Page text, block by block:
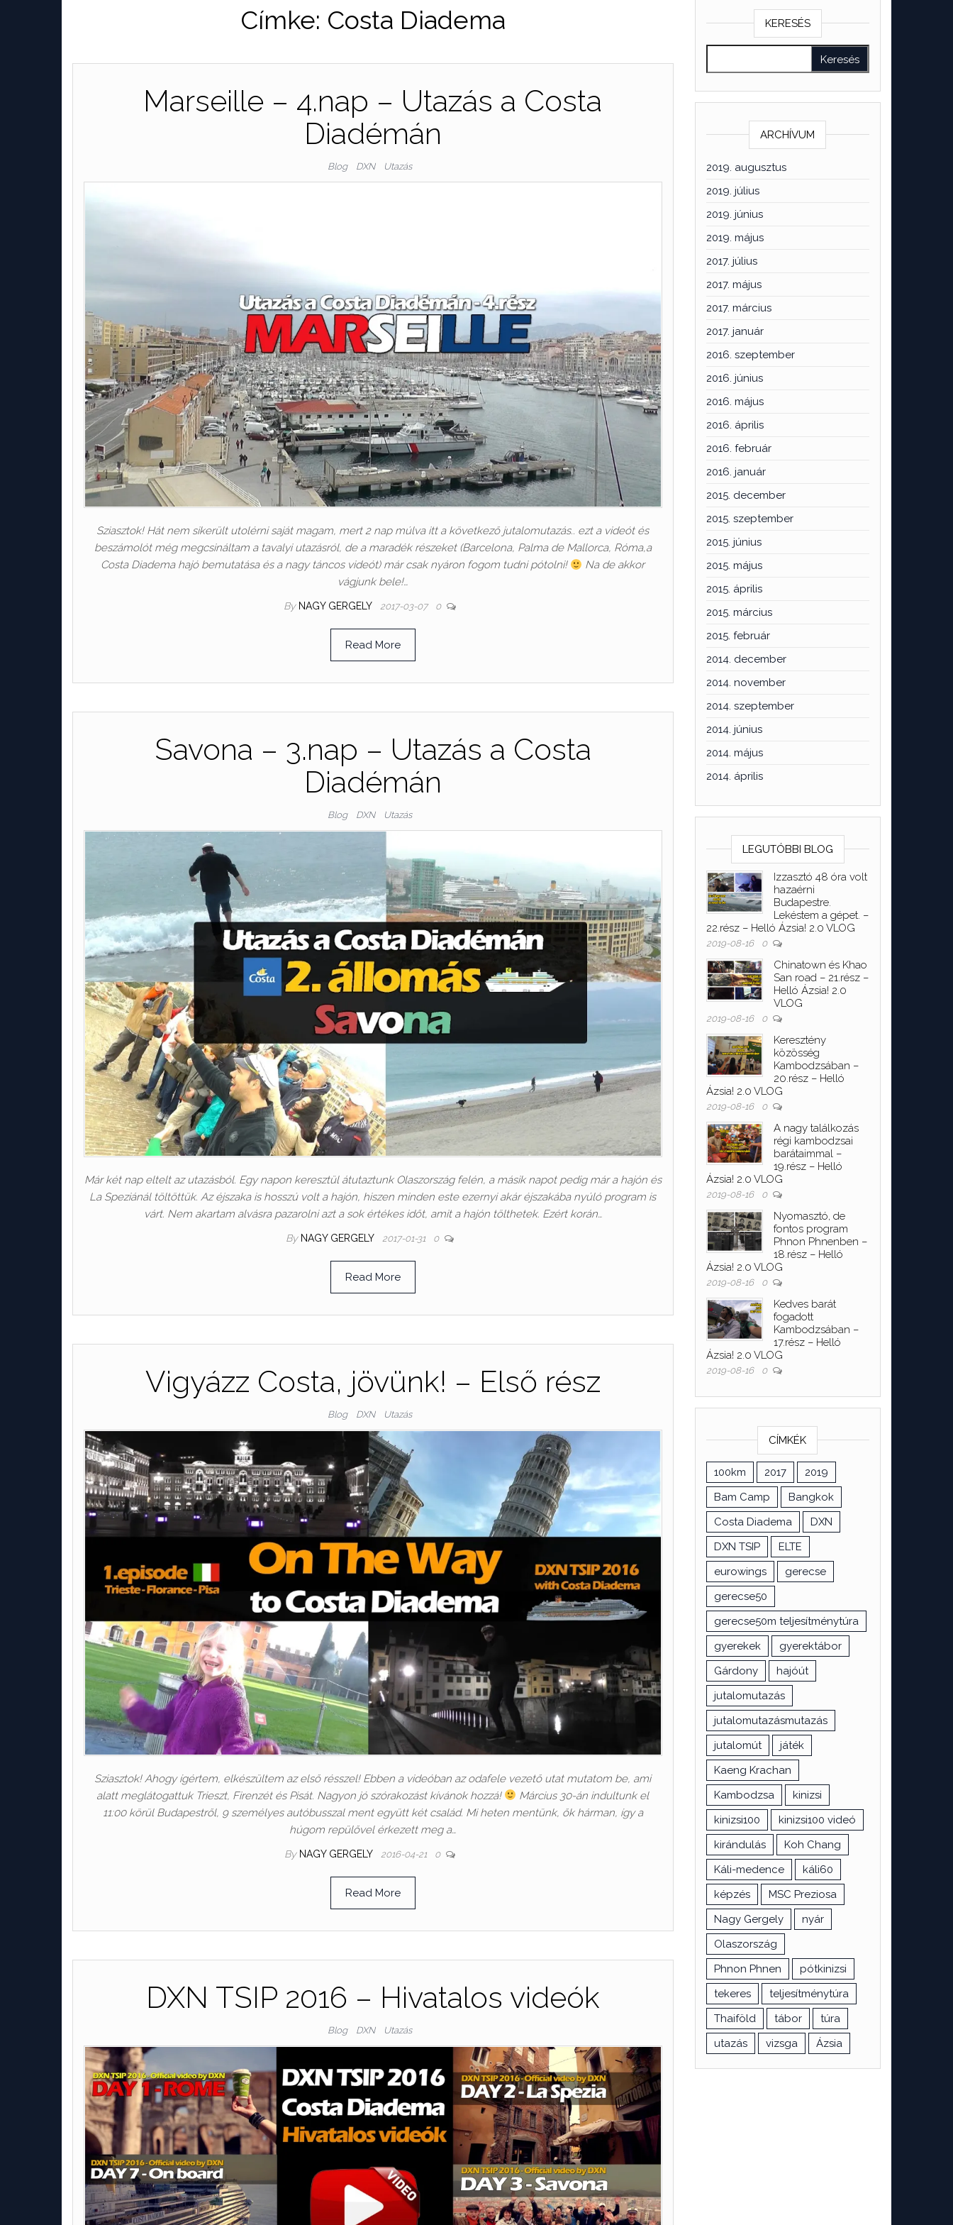
Címke: Costa Diadema
Marseille – 4.nap – Utazás a Costa
Diadémán
Blog DXN Utazás
Sziasztok! Hát nem sikerült utolérni saját magam, mert 2 nap múlva itt a következő jutalomutazás.. ezt a videót és
beszámolót még megcsináltam a tavalyi utazásról, de a maradék részeket (Barcelona, Palma de Mallorca, Róma,a
Costa Diadema hajó bemutatása és a nagy táncos videót) már csak nyáron fogom tudni pótolni!
Na de akkor
vágjunk bele!…
By NAGY GERGELY 2017-03-07 0
Read More
Savona – 3.nap – Utazás a Costa
Diadémán
Blog DXN Utazás
Már két nap eltelt az utazásból. Egy napon keresztül átutaztunk Olaszország felén, a másik napot pedig már a hajón és
La Speziánál töltöttük. Az éjszaka is hosszú volt a hajón, hiszen minden este ezernyi akár éjszakába nyúló program is
várt. Nem akartam alvásra pazarolni azt a sok értékes időt, amit a hajón tölthetek. Ezért korán…
By NAGY GERGELY 2017-01-31 0
Read More
Vigyázz Costa, jövünk! – Első rész
Blog DXN Utazás
Sziasztok! Ahogy ígértem, elkészültem az első résszel! Ebben a videóban az odafele vezető utat mutatom be, ami
alatt meglátogattuk Trieszt, Firenzét és Pisát. Nagyon jó szórakozást kívánok hozzá!
Március 30-án indultunk el
11:00 körül Budapestről, 9 személyes autóbusszal ment együtt két család. Mi heten mentünk, ők hárman, így a
húgom repülővel érkezett meg a…
By NAGY GERGELY 2016-04-21 0
Read More
DXN TSIP 2016 – Hivatalos videók
Blog DXN Utazás
KERESÉS
ARCHÍVUM
2019. augusztus
2019. július
2019. június
2019. május
2017. július
2017. május
2017. március
2017. január
2016. szeptember
2016. június
2016. május
2016. április
2016. február
2016. január
2015. december
2015. szeptember
2015. június
2015. május
2015. április
2015. március
2015. február
2014. december
2014. november
2014. szeptember
2014. június
2014. május
2014. április
LEGUTÓBBI BLOG
Izzasztó 48 óra volt
hazaérni
Budapestre.
Lekéstem a gépet. –
22.rész – Helló Ázsia! 2.0 VLOG
2019-08-16 0
Chinatown és Khao
San road – 21.rész –
Helló Ázsia! 2.0
VLOG
2019-08-16 0
Keresztény
közösség
Kambodzsában –
20.rész – Helló
Ázsia! 2.0 VLOG
2019-08-16 0
A nagy találkozás
régi kambodzsai
barátaimmal –
19.rész – Helló
Ázsia! 2.0 VLOG
2019-08-16 0
Nyomasztó, de
fontos program
Phnon Phnenben –
18.rész – Helló
Ázsia! 2.0 VLOG
2019-08-16 0
Kedves barát
fogadott
Kambodzsában –
17.rész – Helló
Ázsia! 2.0 VLOG
2019-08-16 0
CÍMKÉK
100km 2017
2019
Bam Camp
Bangkok
Costa Diadema
DXN
DXN TSIP
ELTE
eurowings
gerecse
gerecse50
gerecse50m teljesítménytúra
gyerekek
gyerektábor
Gárdony
hajóút
jutalomutazás
jutalomutazásmutazás
jutalomút
játék
Kaeng Krachan
Kambodzsa
kinizsi
kinizsi100
kinizsi100 videó
kirándulás
Koh Chang
Káli-medence
káli60
képzés
MSC Preziosa
Nagy Gergely
nyár
Olaszország
Phnon Phnen
pótkinizsi
tekeres
teljesítménytúra
Thaiföld
tábor
túra
utazás
vizsga Ázsia